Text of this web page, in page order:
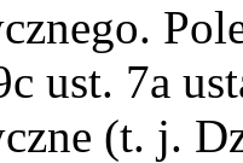
ust. 7a
(t. j.